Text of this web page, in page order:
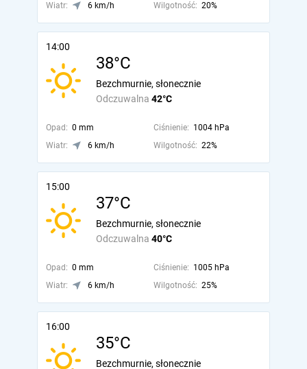
Wiatr:
6 km/h Wilgotność: 20%
14:00
38°C
Odczuwalna 42°C
Bezchmurnie, słonecznie
Opad: 0 mm Ciśnienie: 1004 hPa
Wiatr:
6 km/h Wilgotność: 22%
15:00
37°C
Odczuwalna 40°C
Bezchmurnie, słonecznie
Opad: 0 mm Ciśnienie: 1005 hPa
Wiatr:
6 km/h Wilgotność: 25%
16:00
35°C
Bezchmurnie, słonecznie